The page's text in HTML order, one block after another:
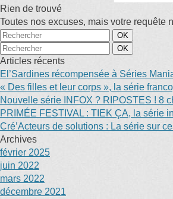
Rien de trouvé
Toutes nos excuses, mais votre requête
Articles récents
El’Sardines récompensée à Séries
« Des filles et leur corps », la série
Nouvelle série INFOX ? RIPOSTES ! 8
PRIMÉE FESTIVAL : TIEK ÇA, la série
Cré’Acteurs de solutions : La série sur
Archives
février 2025
juin 2022
mars 2022
décembre 2021